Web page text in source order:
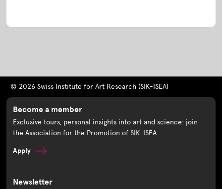
© 2026 Swiss Institute for Art Research (SIK-ISEA)
Become a member
Exclusive tours, personal insights into art and science: join
the Association for the Promotion of SIK-ISEA.
Apply
Newsletter